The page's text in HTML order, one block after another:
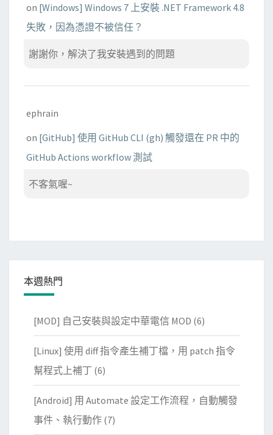
on [Windows] Windows 7 上安裝 .NET Framework 4.8
失敗，因為憑證不被信任？
謝謝你，解決了我安裝遇到的問題
ephrain
on [GitHub] 使用 GitHub CLI (gh) 觸發還在 PR 中的
GitHub Actions workflow 測試
不客氣喔~
本週熱門
[MOD] 自己安裝與設定中華電信 MOD (6)
[Linux] 使用 diff 指令產生補丁檔，用 patch 指令
幫程式上補丁 (6)
[Android] 用 Automate 設定工作流程，自動觸發
事件、執行動作 (7)